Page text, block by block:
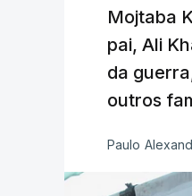
Mojtaba
pai, Ali
da
outros
Paulo